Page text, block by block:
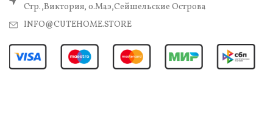
Стр.,Виктория, о.Маэ,Сейшельские Острова
INFO@CUTEHOME.STORE